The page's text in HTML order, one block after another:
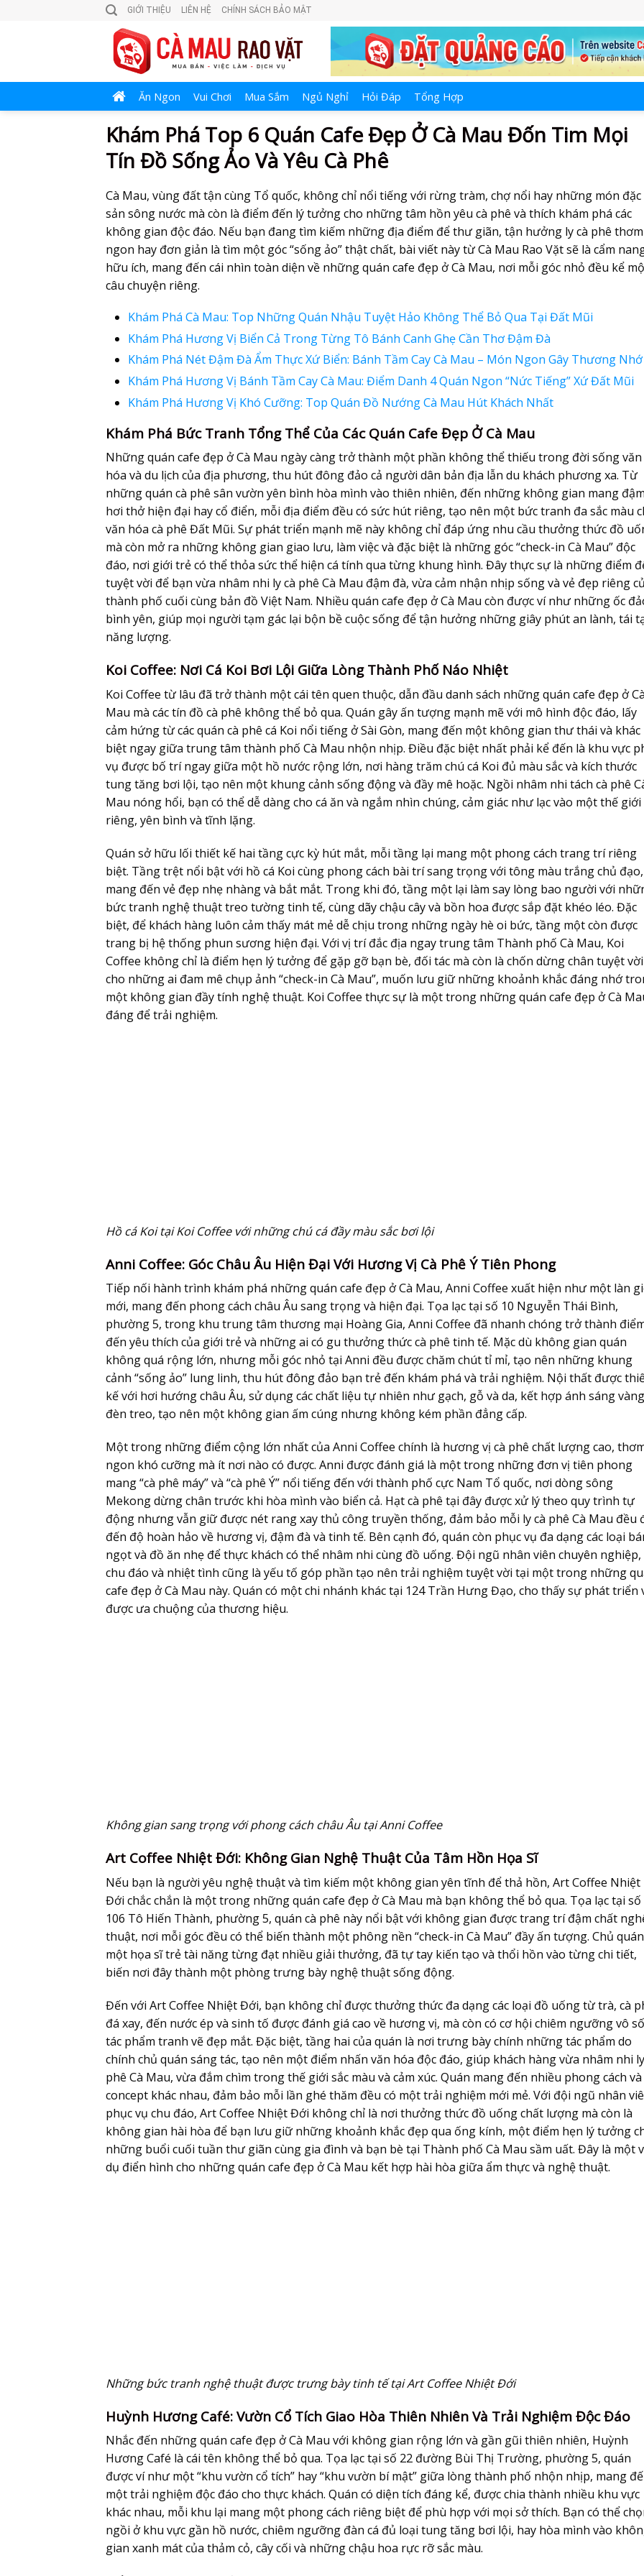
GIỚI THIỆU LIÊN HỆ CHÍNH SÁCH BẢO MẬT
Ăn Ngon Vui Chơi Mua Sắm Ngủ Nghỉ Hỏi Đáp Tổng Hợp
Khám Phá Top 6 Quán Cafe Đẹp Ở Cà Mau Đốn Tim Mọi
Tín Đồ Sống Ảo Và Yêu Cà Phê
Cà Mau, vùng đất tận cùng Tổ quốc, không chỉ nổi tiếng với rừng tràm, chợ nổi hay những món đặc
sản sông nước mà còn là điểm đến lý tưởng cho những tâm hồn yêu cà phê và thích khám phá các
không gian độc đáo. Nếu bạn đang tìm kiếm những địa điểm để thư giãn, tận hưởng ly cà phê thơm
ngon hay đơn giản là tìm một góc “sống ảo” thật chất, bài viết này từ Cà Mau Rao Vặt sẽ là cẩm
hữu ích, mang đến cái nhìn toàn diện về những quán cafe đẹp ở Cà Mau, nơi mỗi góc nhỏ đều kể
câu chuyện riêng.
Khám Phá Cà Mau: Top Những Quán Nhậu Tuyệt Hảo Không Thể Bỏ Qua Tại Đất Mũi
Khám Phá Hương Vị Biển Cả Trong Từng Tô Bánh Canh Ghẹ Cần Thơ Đậm Đà
Khám Phá Nét Đậm Đà Ẩm Thực Xứ Biển: Bánh Tầm Cay Cà Mau – Món Ngon Gây Thương Nhớ
Khám Phá Hương Vị Bánh Tầm Cay Cà Mau: Điểm Danh 4 Quán Ngon “Nức Tiếng” Xứ Đất Mũi
Khám Phá Hương Vị Khó Cưỡng: Top Quán Đồ Nướng Cà Mau Hút Khách Nhất
Khám Phá Bức Tranh Tổng Thể Của Các Quán Cafe Đẹp Ở Cà Mau
Những quán cafe đẹp ở Cà Mau ngày càng trở thành một phần không thể thiếu trong đời sống văn
hóa và du lịch của địa phương, thu hút đông đảo cả người dân bản địa lẫn du khách phương xa. Từ
những quán cà phê sân vườn yên bình hòa mình vào thiên nhiên, đến những không gian mang
hơi thở hiện đại hay cổ điển, mỗi địa điểm đều có sức hút riêng, tạo nên một bức tranh đa sắc màu
văn hóa cà phê Đất Mũi. Sự phát triển mạnh mẽ này không chỉ đáp ứng nhu cầu thưởng thức đồ
mà còn mở ra những không gian giao lưu, làm việc và đặc biệt là những góc “check-in Cà Mau” độc
đáo, nơi giới trẻ có thể thỏa sức thể hiện cá tính qua từng khung hình. Đây thực sự là những điểm
tuyệt vời để bạn vừa nhâm nhi ly cà phê Cà Mau đậm đà, vừa cảm nhận nhịp sống và vẻ đẹp riêng
thành phố cuối cùng bản đồ Việt Nam. Nhiều quán cafe đẹp ở Cà Mau còn được ví như những ốc
bình yên, giúp mọi người tạm gác lại bộn bề cuộc sống để tận hưởng những giây phút an lành, tái
năng lượng.
Koi Coffee: Nơi Cá Koi Bơi Lội Giữa Lòng Thành Phố Náo Nhiệt
Koi Coffee từ lâu đã trở thành một cái tên quen thuộc, dẫn đầu danh sách những quán cafe đẹp ở
Mau mà các tín đồ cà phê không thể bỏ qua. Quán gây ấn tượng mạnh mẽ với mô hình độc đáo, lấy
cảm hứng từ các quán cà phê cá Koi nổi tiếng ở Sài Gòn, mang đến một không gian thư thái và khác
biệt ngay giữa trung tâm thành phố Cà Mau nhộn nhịp. Điều đặc biệt nhất phải kể đến là khu vực
vụ được bố trí ngay giữa một hồ nước rộng lớn, nơi hàng trăm chú cá Koi đủ màu sắc và kích thước
tung tăng bơi lội, tạo nên một khung cảnh sống động và đầy mê hoặc. Ngồi nhâm nhi tách cà phê
Mau nóng hổi, bạn có thể dễ dàng cho cá ăn và ngắm nhìn chúng, cảm giác như lạc vào một thế giới
riêng, yên bình và tĩnh lặng.
Quán sở hữu lối thiết kế hai tầng cực kỳ hút mắt, mỗi tầng lại mang một phong cách trang trí riêng
biệt. Tầng trệt nổi bật với hồ cá Koi cùng phong cách bài trí sang trọng với tông màu trắng chủ đạo,
mang đến vẻ đẹp nhẹ nhàng và bắt mắt. Trong khi đó, tầng một lại làm say lòng bao người với
bức tranh nghệ thuật treo tường tinh tế, cùng dãy chậu cây và bồn hoa được sắp đặt khéo léo. Đặc
biệt, để khách hàng luôn cảm thấy mát mẻ dễ chịu trong những ngày hè oi bức, tầng một còn được
trang bị hệ thống phun sương hiện đại. Với vị trí đắc địa ngay trung tâm Thành phố Cà Mau, Koi
Coffee không chỉ là điểm hẹn lý tưởng để gặp gỡ bạn bè, đối tác mà còn là chốn dừng chân tuyệt vời
cho những ai đam mê chụp ảnh “check-in Cà Mau”, muốn lưu giữ những khoảnh khắc đáng nhớ
một không gian đầy tính nghệ thuật. Koi Coffee thực sự là một trong những quán cafe đẹp ở Cà
đáng để trải nghiệm.
Hồ cá Koi tại Koi Coffee với những chú cá đầy màu sắc bơi lội
Anni Coffee: Góc Châu Âu Hiện Đại Với Hương Vị Cà Phê Ý Tiên Phong
Tiếp nối hành trình khám phá những quán cafe đẹp ở Cà Mau, Anni Coffee xuất hiện như một làn
mới, mang đến phong cách châu Âu sang trọng và hiện đại. Tọa lạc tại số 10 Nguyễn Thái Bình,
phường 5, trong khu trung tâm thương mại Hoàng Gia, Anni Coffee đã nhanh chóng trở thành
đến yêu thích của giới trẻ và những ai có gu thưởng thức cà phê tinh tế. Mặc dù không gian quán
không quá rộng lớn, nhưng mỗi góc nhỏ tại Anni đều được chăm chút tỉ mỉ, tạo nên những khung
cảnh “sống ảo” lung linh, thu hút đông đảo bạn trẻ đến khám phá và trải nghiệm. Nội thất được
kế với hơi hướng châu Âu, sử dụng các chất liệu tự nhiên như gạch, gỗ và da, kết hợp ánh sáng
đèn treo, tạo nên một không gian ấm cúng nhưng không kém phần đẳng cấp.
Một trong những điểm cộng lớn nhất của Anni Coffee chính là hương vị cà phê chất lượng cao,
ngon khó cưỡng mà ít nơi nào có được. Anni được đánh giá là một trong những đơn vị tiên phong
mang “cà phê máy” và “cà phê Ý” nổi tiếng đến với thành phố cực Nam Tổ quốc, nơi dòng sông
Mekong dừng chân trước khi hòa mình vào biển cả. Hạt cà phê tại đây được xử lý theo quy trình tự
động nhưng vẫn giữ được nét rang xay thủ công truyền thống, đảm bảo mỗi ly cà phê Cà Mau đều
đến độ hoàn hảo về hương vị, đậm đà và tinh tế. Bên cạnh đó, quán còn phục vụ đa dạng các loại
ngọt và đồ ăn nhẹ để thực khách có thể nhâm nhi cùng đồ uống. Đội ngũ nhân viên chuyên nghiệp,
chu đáo và nhiệt tình cũng là yếu tố góp phần tạo nên trải nghiệm tuyệt vời tại một trong những
cafe đẹp ở Cà Mau này. Quán có một chi nhánh khác tại 124 Trần Hưng Đạo, cho thấy sự phát triển
được ưa chuộng của thương hiệu.
Không gian sang trọng với phong cách châu Âu tại Anni Coffee
Art Coffee Nhiệt Đới: Không Gian Nghệ Thuật Của Tâm Hồn Họa Sĩ
Nếu bạn là người yêu nghệ thuật và tìm kiếm một không gian yên tĩnh để thả hồn, Art Coffee Nhiệt
Đới chắc chắn là một trong những quán cafe đẹp ở Cà Mau mà bạn không thể bỏ qua. Tọa lạc tại số
106 Tô Hiến Thành, phường 5, quán cà phê này nổi bật với không gian được trang trí đậm chất
thuật, nơi mỗi góc đều có thể biến thành một phông nền “check-in Cà Mau” đầy ấn tượng. Chủ
một họa sĩ trẻ tài năng từng đạt nhiều giải thưởng, đã tự tay kiến tạo và thổi hồn vào từng chi tiết,
biến nơi đây thành một phòng trưng bày nghệ thuật sống động.
Đến với Art Coffee Nhiệt Đới, bạn không chỉ được thưởng thức đa dạng các loại đồ uống từ trà, cà
đá xay, đến nước ép và sinh tố được đánh giá cao về hương vị, mà còn có cơ hội chiêm ngưỡng vô số
tác phẩm tranh vẽ đẹp mắt. Đặc biệt, tầng hai của quán là nơi trưng bày chính những tác phẩm do
chính chủ quán sáng tác, tạo nên một điểm nhấn văn hóa độc đáo, giúp khách hàng vừa nhâm nhi
phê Cà Mau, vừa đắm chìm trong thế giới sắc màu và cảm xúc. Quán mang đến nhiều phong cách và
concept khác nhau, đảm bảo mỗi lần ghé thăm đều có một trải nghiệm mới mẻ. Với đội ngũ nhân
phục vụ chu đáo, Art Coffee Nhiệt Đới không chỉ là nơi thưởng thức đồ uống chất lượng mà còn là
không gian hài hòa để bạn lưu giữ những khoảnh khắc đẹp qua ống kính, một điểm hẹn lý tưởng
những buổi cuối tuần thư giãn cùng gia đình và bạn bè tại Thành phố Cà Mau sầm uất. Đây là một
dụ điển hình cho những quán cafe đẹp ở Cà Mau kết hợp hài hòa giữa ẩm thực và nghệ thuật.
Những bức tranh nghệ thuật được trưng bày tinh tế tại Art Coffee Nhiệt Đới
Huỳnh Hương Café: Vườn Cổ Tích Giao Hòa Thiên Nhiên Và Trải Nghiệm Độc Đáo
Nhắc đến những quán cafe đẹp ở Cà Mau với không gian rộng lớn và gần gũi thiên nhiên, Huỳnh
Hương Café là cái tên không thể bỏ qua. Tọa lạc tại số 22 đường Bùi Thị Trường, phường 5, quán
được ví như một “khu vườn cổ tích” hay “khu vườn bí mật” giữa lòng thành phố nhộn nhịp, mang
một trải nghiệm độc đáo cho thực khách. Quán có diện tích đáng kể, được chia thành nhiều khu vực
khác nhau, mỗi khu lại mang một phong cách riêng biệt để phù hợp với mọi sở thích. Bạn có thể
ngồi ở khu vực gần hồ nước, chiêm ngưỡng đàn cá đủ loại tung tăng bơi lội, hay hòa mình vào
gian xanh mát của thảm cỏ, cây cối và những chậu hoa rực rỡ sắc màu.